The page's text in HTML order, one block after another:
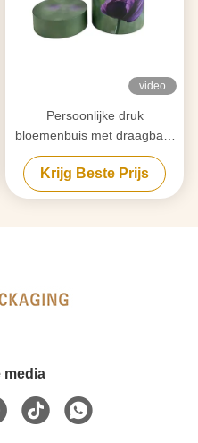
video
Persoonlijke druk
bloemenbuis met draagbaar
draagtouw en dik stijf papier
voor bloemencadeautjes
Krijg Beste Prijs
media